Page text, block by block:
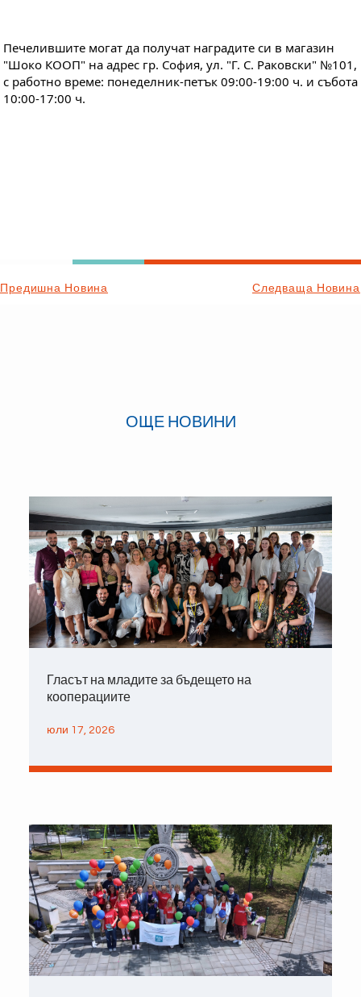
Печелившите могат да получат наградите си в магазин
"Шоко КООП" на адрес гр. София, ул. "Г. С. Раковски" №101,
с работно време: понеделник-петък 09:00-19:00 ч. и събота
10:00-17:00 ч.
Предишна Новина Следваща Новина
ОЩЕ НОВИНИ
Гласът на младите за бъдещето на
кооперациите
юли 17, 2026